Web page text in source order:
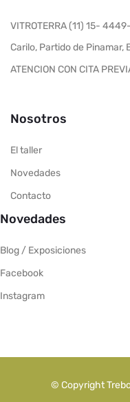
VITROTERRA (11) 15-
Carilo, Partido de Pinamar,
ATENCION CON CITA
Nosotros
El taller
Novedades
Contacto
Novedades
Blog / Exposiciones
Facebook
Instagram
© Copyright